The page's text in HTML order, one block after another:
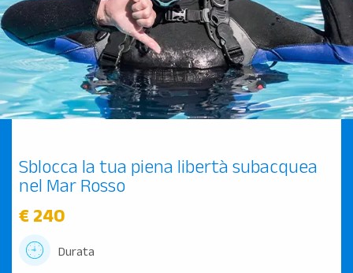
Sblocca la tua piena libertà subacquea
nel Mar Rosso
€ 240
Durata